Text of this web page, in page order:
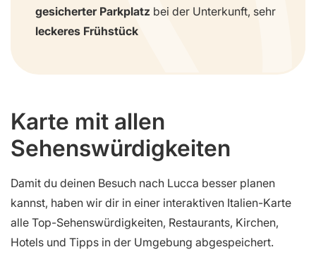
gesicherter Parkplatz bei der Unterkunft, sehr
leckeres Frühstück
Karte mit allen
Sehenswürdigkeiten
Damit du deinen Besuch nach Lucca besser planen
kannst, haben wir dir in einer interaktiven Italien-Karte
alle Top-Sehenswürdigkeiten, Restaurants, Kirchen,
Hotels und Tipps in der Umgebung abgespeichert.